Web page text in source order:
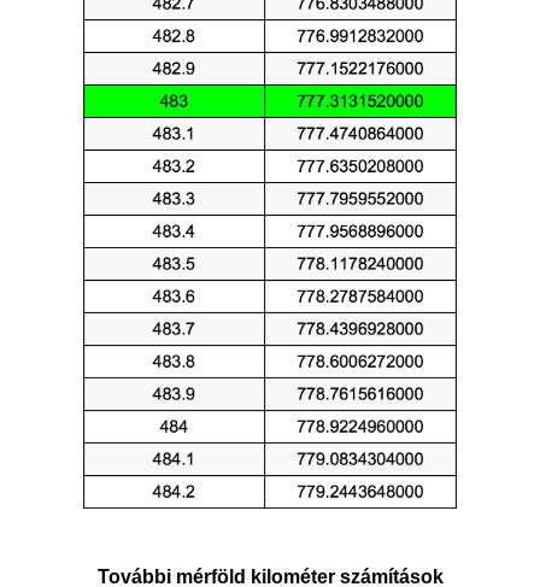
További mérföld kilométer számítások